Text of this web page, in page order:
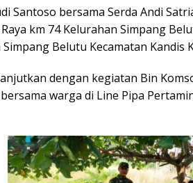
Santoso bersama Serda Andi
km 74 Kelurahan Simpang
Belutu Kecamatan Kandis
dengan kegiatan Bin
warga di Line Pipa